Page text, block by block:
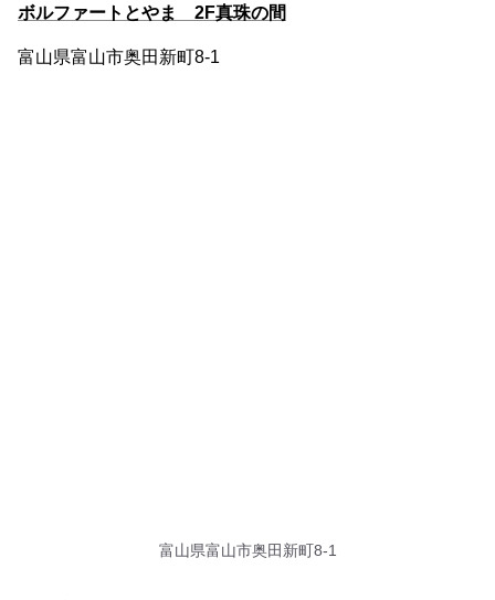
ボルファートとやま 2F真珠の間
富山県富山市奥田新町8-1
富山県富山市奥田新町8-1